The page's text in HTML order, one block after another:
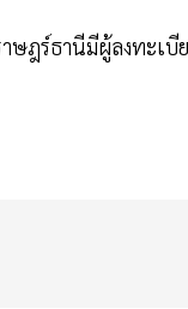
าษฎร์ธานีมีผู้ลงทะเบี